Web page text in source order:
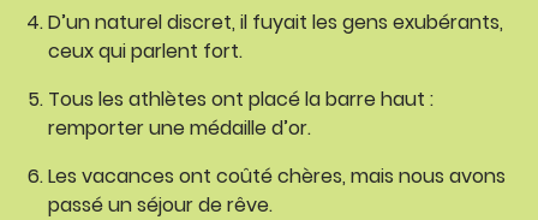
D’un naturel discret, il fuyait les gens exubérants,
ceux qui parlent fort.
Tous les athlètes ont placé la barre haut :
remporter une médaille d’or.
Les vacances ont coûté chères, mais nous avons
passé un séjour de rêve.